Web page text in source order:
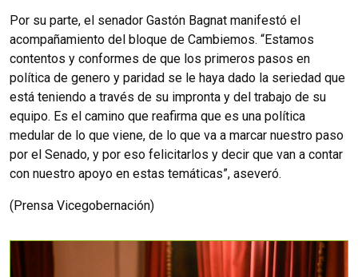
Por su parte, el senador Gastón Bagnat manifestó el
acompañamiento del bloque de Cambiemos. “Estamos
contentos y conformes de que los primeros pasos en
política de genero y paridad se le haya dado la seriedad que
está teniendo a través de su impronta y del trabajo de su
equipo. Es el camino que reafirma que es una política
medular de lo que viene, de lo que va a marcar nuestro paso
por el Senado, y por eso felicitarlos y decir que van a contar
con nuestro apoyo en estas temáticas”, aseveró.
(Prensa Vicegobernación)